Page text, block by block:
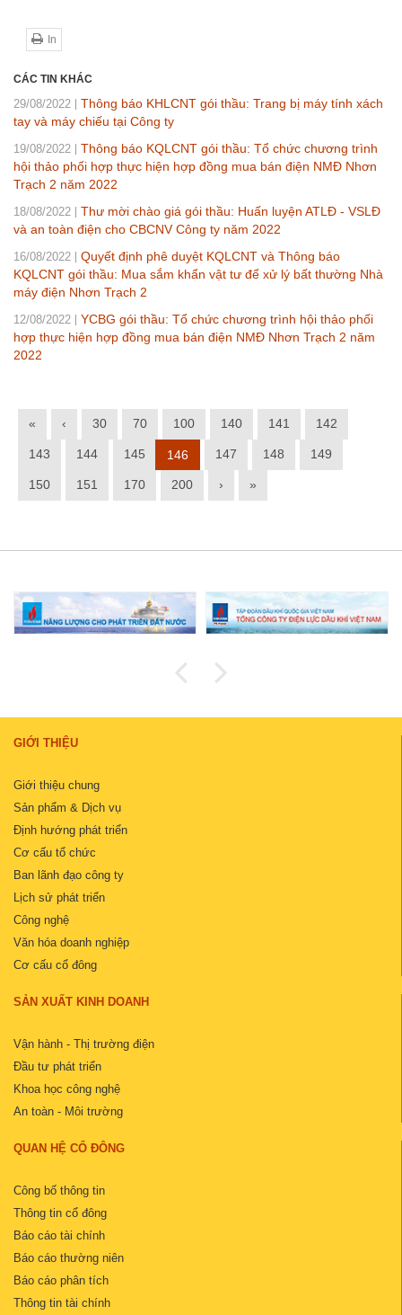
In
CÁC TIN KHÁC
29/08/2022
Thông báo KHLCNT gói thầu: Trang bị máy tính xách
tay và máy chiếu tại Công ty
19/08/2022
Thông báo KQLCNT gói thầu: Tổ chức chương trình
hội thảo phối hợp thực hiện hợp đồng mua bán điện NMĐ Nhơn
Trạch 2 năm 2022
18/08/2022
Thư mời chào giá gói thầu: Huấn luyện ATLĐ - VSLĐ
và an toàn điện cho CBCNV Công ty năm 2022
16/08/2022
Quyết định phê duyệt KQLCNT và Thông báo
KQLCNT gói thầu: Mua sắm khẩn vật tư để xử lý bất thường Nhà
máy điện Nhơn Trạch 2
12/08/2022
YCBG gói thầu: Tổ chức chương trình hội thảo phối
hợp thực hiện hợp đồng mua bán điện NMĐ Nhơn Trạch 2 năm
2022
« ‹ 30 70 100 140 141 142
143 144 145 146 147 148 149
150 151 170 200 › »
GIỚI THIỆU
Giới thiệu chung
Sản phẩm & Dịch vụ
Định hướng phát triển
Cơ cấu tổ chức
Ban lãnh đạo công ty
Lịch sử phát triển
Công nghệ
Văn hóa doanh nghiệp
Cơ cấu cổ đông
SẢN XUẤT KINH DOANH
Vận hành - Thị trường điện
Đầu tư phát triển
Khoa học công nghệ
An toàn - Môi trường
QUAN HỆ CỔ ĐÔNG
Công bố thông tin
Thông tin cổ đông
Báo cáo tài chính
Báo cáo thường niên
Báo cáo phân tích
Thông tin tài chính